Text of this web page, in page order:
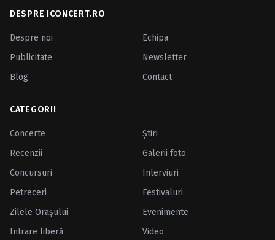
DESPRE ICONCERT.RO
Despre noi
Echipa
Publicitate
Newsletter
Blog
Contact
CATEGORII
Concerte
Ştiri
Recenzii
Galerii foto
Concursuri
Interviuri
Petreceri
Festivaluri
Zilele Oraşului
Evenimente
Intrare liberă
Video